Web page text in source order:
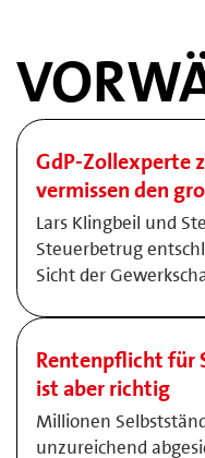
GdP-Zollexperte
vermissen den
Lars Klingbeil und
Steuerbetrug
Sicht der
Rentenpflicht für
ist aber richtig
Millionen
unzureichend